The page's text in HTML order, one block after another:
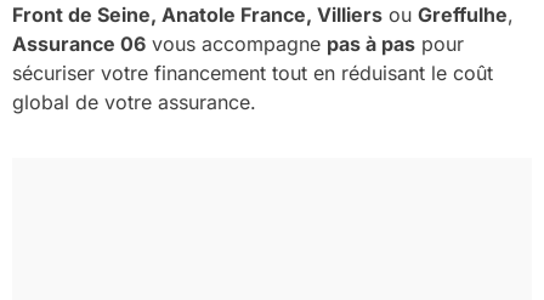
Front de Seine, Anatole France, Villiers ou Greffulhe,
Assurance 06 vous accompagne pas à pas pour
sécuriser votre financement tout en réduisant le coût
global de votre assurance.